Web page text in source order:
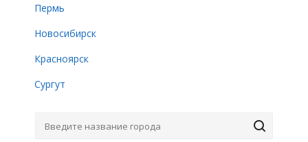
Пермь
Новосибирск
Красноярск
Сургут